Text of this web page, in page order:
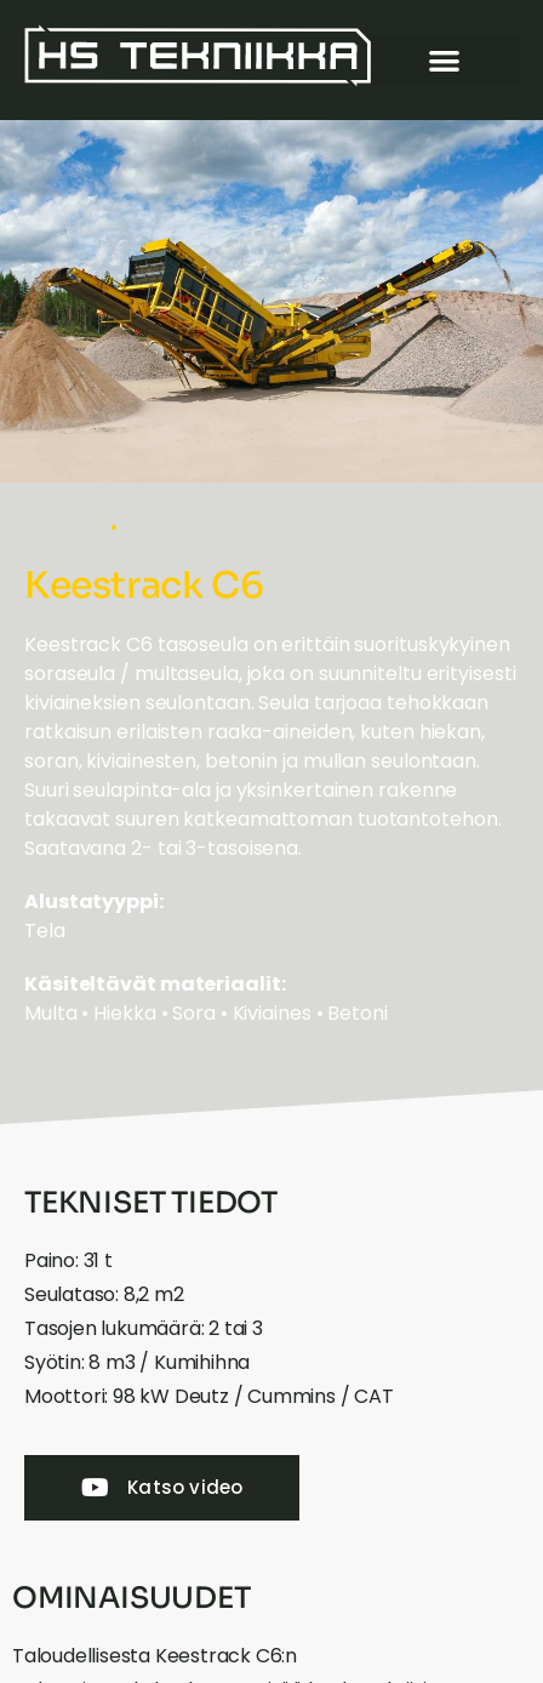
•
Keestrack C6
Keestrack C6 tasoseula on erittäin suorituskykyinen
soraseula / multaseula, joka on suunniteltu erityisesti
kiviaineksien seulontaan. Seula tarjoaa tehokkaan
ratkaisun erilaisten raaka-aineiden, kuten hiekan,
soran, kiviainesten, betonin ja mullan seulontaan.
Suuri seulapinta-ala ja yksinkertainen rakenne
takaavat suuren katkeamattoman tuotantotehon.
Saatavana 2- tai 3-tasoisena.
Alustatyyppi:
Tela
Käsiteltävät materiaalit:
Multa • Hiekka • Sora • Kiviaines • Betoni
TEKNISET TIEDOT
Paino: 31 t
Seulataso: 8,2 m2
Tasojen lukumäärä: 2 tai 3
Syötin: 8 m3 / Kumihihna
Moottori: 98 kW Deutz / Cummins / CAT
Katso video
OMINAISUUDET
Taloudellisesta Keestrack C6:n